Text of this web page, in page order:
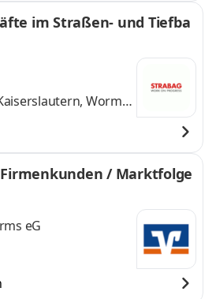
im Straßen- und Tiefba
Worms,
/ Marktfolge
eG